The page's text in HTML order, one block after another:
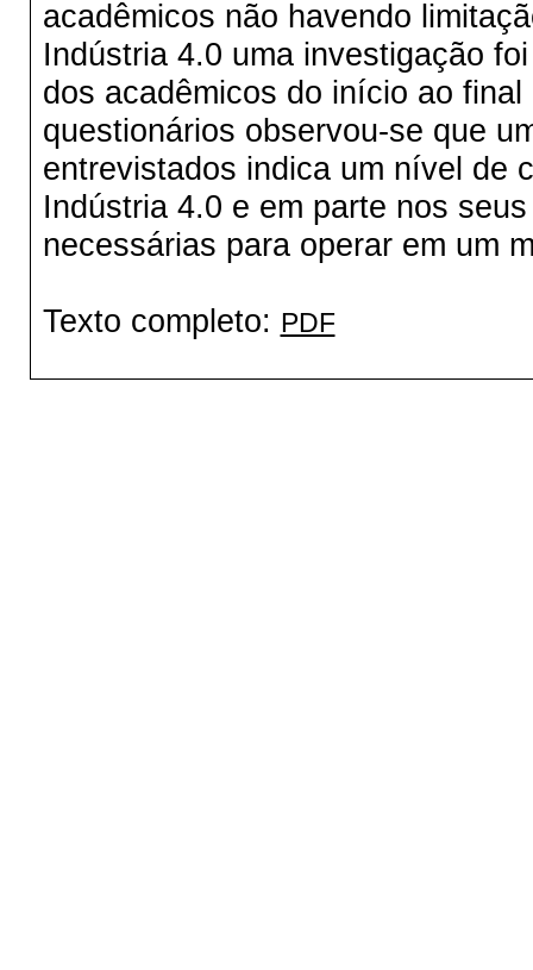
acadêmicos não havendo
Indústria 4.0 uma investigação
dos acadêmicos do início ao
questionários observou-se que
entrevistados indica um nível de
Indústria 4.0 e em parte nos
necessárias para operar em um
Texto completo: PDF